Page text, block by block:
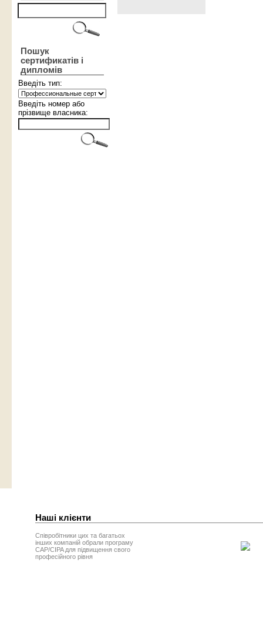
Пошук
сертификатів і
дипломів
Введіть тип:
Введіть номер або
прізвище власника:
Наші клієнти
Співробітники цих та багатьох
інших компаній обрали програму
CAP/CIPA для підвищення свого
професійного рівня